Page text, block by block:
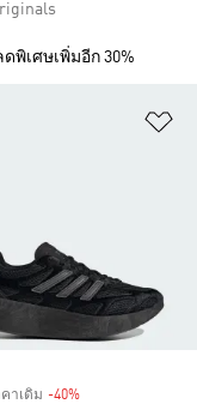
พิเศษเพิ่มอีก 30%
คาเดิม -40%